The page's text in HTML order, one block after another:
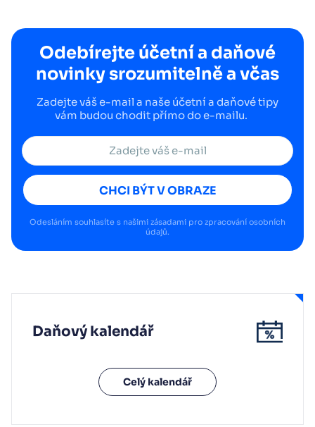
Odebírejte účetní a daňové
novinky srozumitelně a včas
Zadejte váš e-mail a naše účetní a daňové tipy
vám budou chodit přímo do e-mailu.
CHCI BÝT V OBRAZE
Odesláním souhlasíte s našimi zásadami pro zpracování osobních
údajů.
Daňový kalendář
Celý kalendář